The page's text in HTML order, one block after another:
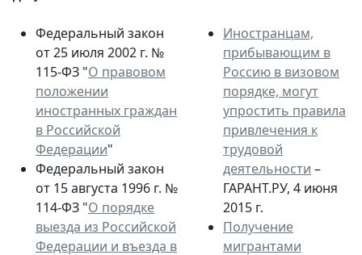
Федеральный закон
от 25 июля 2002 г. №
115-ФЗ "О правовом
положении
иностранных граждан
в Российской
Федерации"
Федеральный закон
от 15 августа 1996 г. №
114-ФЗ "О порядке
выезда из Российской
Федерации и въезда в
Иностранцам,
прибывающим в
Россию в визовом
порядке, могут
упростить правила
привлечения к
трудовой
деятельности –
ГАРАНТ.РУ, 4 июня
2015 г.
Получение
мигрантами